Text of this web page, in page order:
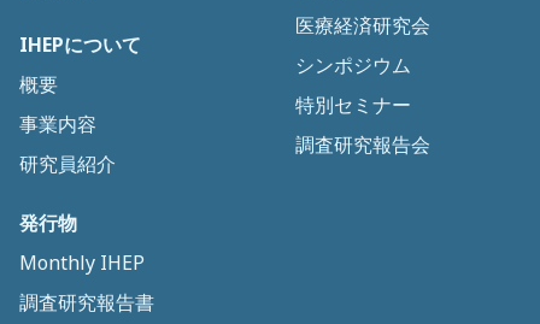
IHEPについて
概要
事業内容
研究員紹介
医療経済研究会
シンポジウム
特別セミナー
調査研究報告会
発行物
Monthly IHEP
調査研究報告書